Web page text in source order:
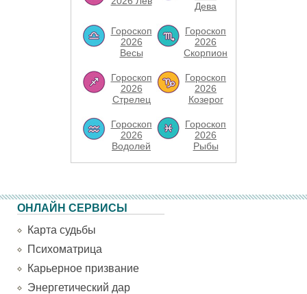
Дева
Гороскоп
2026
Весы
Гороскоп
2026
Скорпион
Гороскоп
2026
Стрелец
Гороскоп
2026
Козерог
Гороскоп
2026
Водолей
Гороскоп
2026
Рыбы
ОНЛАЙН СЕРВИСЫ
Карта судьбы
Психоматрица
Карьерное призвание
Энергетический дар